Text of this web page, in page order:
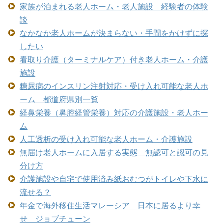
家族が泊まれる老人ホーム・老人施設 経験者の体験
談
なかなか老人ホームが決まらない・手間をかけずに探
したい
看取り介護（ターミナルケア）付き老人ホーム・介護
施設
糖尿病のインスリン注射対応・受け入れ可能な老人ホ
ーム 都道府県別一覧
経鼻栄養（鼻腔経管栄養）対応の介護施設・老人ホー
ム
人工透析の受け入れ可能な老人ホーム・介護施設
無届け老人ホームに入居する実態 無認可と認可の見
分け方
介護施設や自宅で使用済み紙おむつがトイレや下水に
流せる？
年金で海外移住生活マレーシア 日本に居るより幸
せ ジョブチューン